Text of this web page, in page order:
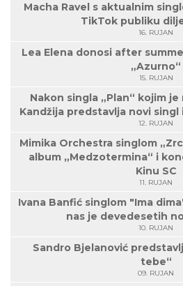
Macha Ravel s aktualnim
TikTok publiku
16. RUJAN
Lea Elena donosi after
„Azurno“
15. RUJAN
Nakon singla „Plan“ kojim
Kandžija predstavlja novi singl
12. RUJAN
Mimika Orchestra singlom
album „Medzotermina“ i
Kinu SC
11. RUJAN
Ivana Banfić singlom "Ima
nas je devedesetih
10. RUJAN
Sandro Bjelanović
tebe“
09. RUJAN